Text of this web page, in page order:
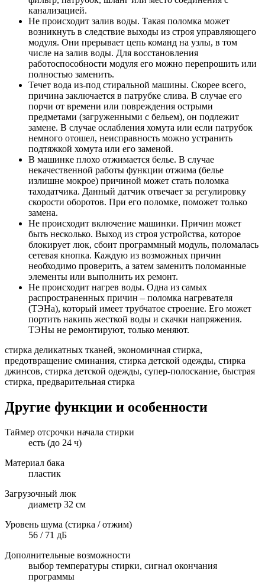
канализацией.
Не происходит залив воды. Такая поломка может
возникнуть в следствие выходы из строя управляющего
модуля. Они прерывает цепь команд на узлы, в том
числе на залив воды. Для восстановления
работоспособности модуля его можно перепрошить или
полностью заменить.
Течет вода из-под стиральной машины. Скорее всего,
причина заключается в патрубке слива. В случае его
порчи от времени или повреждения острыми
предметами (загруженными с бельем), он подлежит
замене. В случае ослабления хомута или если патрубок
немного отошел, неисправность можно устранить
подтяжкой хомута или его заменой.
В машинке плохо отжимается белье. В случае
некачественной работы функции отжима (белье
излишне мокрое) причиной может стать поломка
таходатчика. Данный датчик отвечает за регулировку
скорости оборотов. При его поломке, поможет только
замена.
Не происходит включение машинки. Причин может
быть несколько. Выход из строя устройства, которое
блокирует люк, сбоит программный модуль, поломалась
сетевая кнопка. Каждую из возможных причин
необходимо проверить, а затем заменить поломанные
элементы или выполнить их ремонт.
Не происходит нагрев воды. Одна из самых
распространенных причин – поломка нагревателя
(ТЭНа), который имеет трубчатое строение. Его может
портить накипь жесткой воды и скачки напряжения.
ТЭНы не ремонтируют, только меняют.
стирка деликатных тканей, экономичная стирка,
предотвращение сминания, стирка детской одежды, стирка
джинсов, стирка детской одежды, супер-полоскание, быстрая
стирка, предварительная стирка
Другие функции и особенности
Таймер отсрочки начала стирки
есть (до 24 ч)
Материал бака
пластик
Загрузочный люк
диаметр 32 см
Уровень шума (стирка / отжим)
56 / 71 дБ
Дополнительные возможности
выбор температуры стирки, сигнал окончания
программы